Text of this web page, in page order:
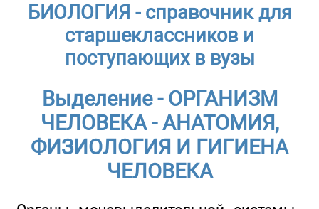
БИОЛОГИЯ - справочник для
старшеклассников и
поступающих в вузы
Выделение - ОРГАНИЗМ
ЧЕЛОВЕКА - АНАТОМИЯ,
ФИЗИОЛОГИЯ И ГИГИЕНА
ЧЕЛОВЕКА